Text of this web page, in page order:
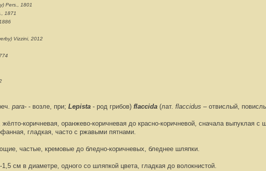
Pers., 1801
1871
Vizzini, 2012
para-- возле, при; Lepista- род грибов) flaccida (лат. flaccidus – отвислый,
коричневая, оранжево-коричневая до красно-коричневой, сначала выпуклая с
гладкая, часто с ржавыми пятнами.
частые, кремовые до бледно-коричневых, бледнее шляпки.
см в диаметре, одного со шляпкой цвета, гладкая до волокнистой.